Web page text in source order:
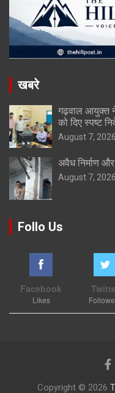
खबरे
गढ़वाल आयुक्त ने
को दिए स्पष्ट
August 7, 2026
अवैध निर्माण और
August 7, 2026
Follo Us
Facebook
Likes
Copyright © 2026